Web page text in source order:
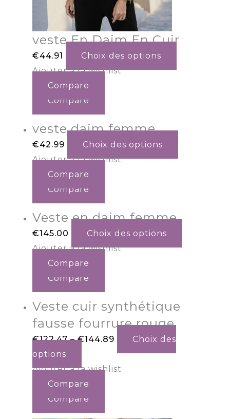
veste En Daim En Cuir
€44.91
Choix des options
Ajouter à la wishlist
Compare
Compare
veste daim femme
€42.99
Choix des options
Ajouter à la wishlist
Compare
Compare
Veste en daim femme
€145.00
Choix des options
Ajouter à la wishlist
Compare
Compare
Veste cuir synthétique
fausse fourrure rouge
€122.47–€144.89
Choix des
options
Ajouter à la wishlist
Compare
Compare